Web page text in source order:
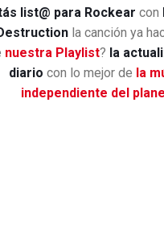
list@ para Rockear con
la canción ya
nuestra Playlist? la
diario con lo mejor de la
independiente del